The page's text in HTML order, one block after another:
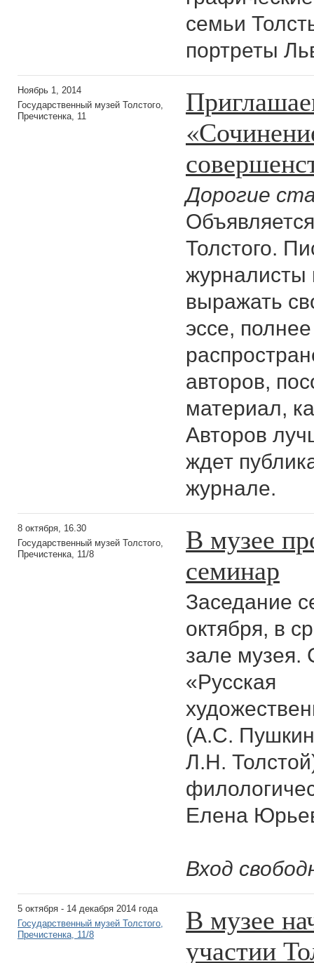
семьи
портреты
Ноябрь 1, 2014
Государственный музей Толстого,
Пречистенка, 11
Дорогие
Толстого.
журналисты
выражать
эссе,
авторов,
материал,
Авторов
ждет
журнале.
8 октября, 16.30
Государственный музей Толстого,
Пречистенка, 11/8
В музее
семинар
Заседание
октября, в
зале музея.
«Русская
(А.С.
Л.Н.
Елена
Вход
5 октября - 14 декабря 2014 года
Государственный музей Толстого,
Пречистенка, 11/8
В музее
участии